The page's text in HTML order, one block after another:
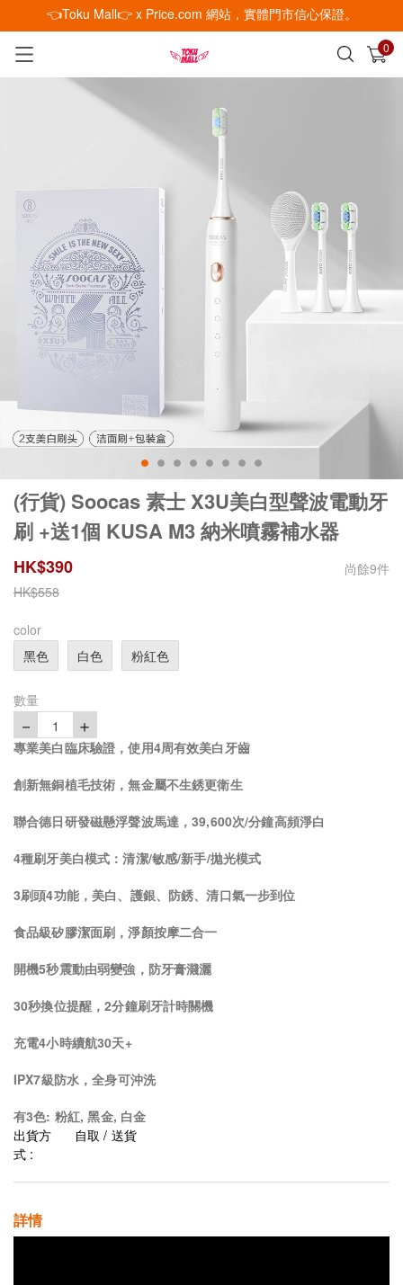
👈Toku Mall👉 x Price.com 網站，實體門市信心保證。
0
已加入購物車 查看
(行貨) Soocas 素士 X3U美白型聲波電動牙
刷 +送1個 KUSA M3 納米噴霧補水器
HK$390 尚餘9件
HK$558
color
黑色
白色 粉紅色
數量
－ 1 ＋
專業美白臨床驗證，使用4周有效美白牙齒
創新無銅植毛技術，無金屬不生銹更衛生
聯合德日研發磁懸浮聲波馬達，39,600次/分鐘高頻淨白
4種刷牙美白模式：清潔/敏感/新手/拋光模式
3刷頭4功能，美白、護銀、防銹、清口氣一步到位
食品級矽膠潔面刷，淨顏按摩二合一
開機5秒震動由弱變強，防牙膏濺灑
30秒換位提醒，2分鐘刷牙計時關機
充電4小時續航30天+
IPX7級防水，全身可沖洗
有3色: 粉紅, 黑金, 白金
出貨方
式 :
自取 / 送貨
詳情